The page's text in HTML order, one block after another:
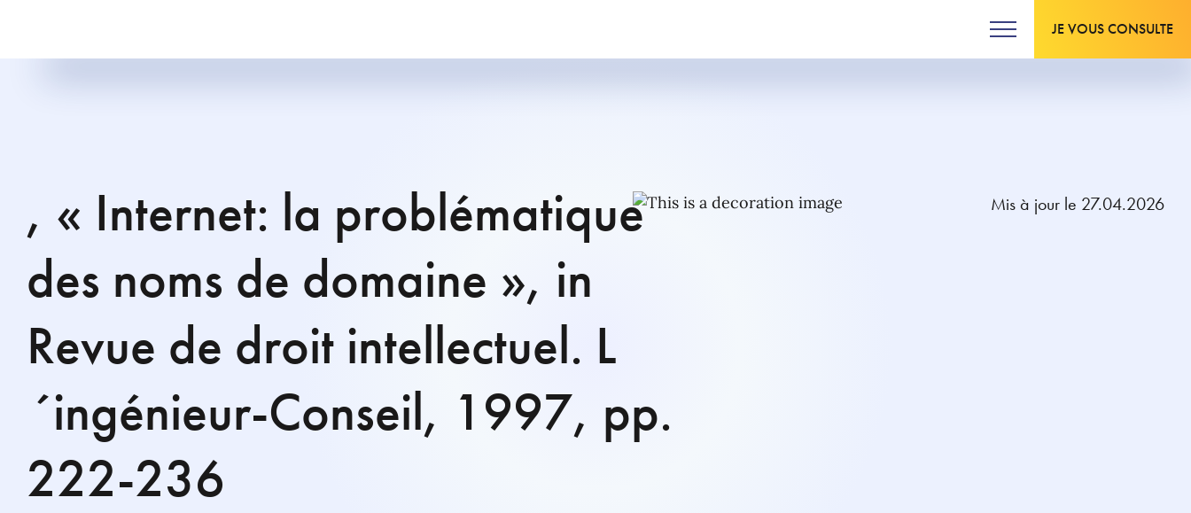
JE VOUS CONSULTE
, « Internet: la problématique
des noms de domaine », in
Revue de droit intellectuel. L
´ingénieur-Conseil, 1997, pp.
222-236
Mis à jour le 27.04.2026